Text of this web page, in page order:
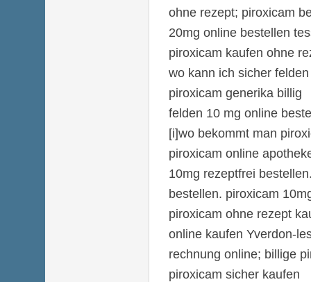
ohne rezept; piroxicam
20mg online bestellen
piroxicam kaufen ohne
wo kann ich sicher
piroxicam generika billig
felden 10 mg online
[i]wo bekommt man
piroxicam online
10mg rezeptfrei
bestellen. piroxicam
piroxicam ohne rezept
online kaufen Yverdon-
rechnung online; billige
piroxicam sicher kaufen